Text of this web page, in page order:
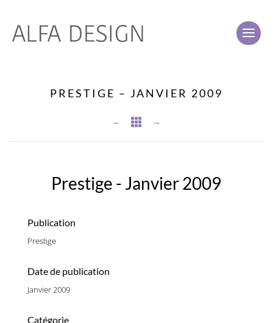
PRESTIGE – JANVIER 2009
← →

Prestige - Janvier 2009
Publication
Prestige
Date de publication
Janvier 2009
Catégorie